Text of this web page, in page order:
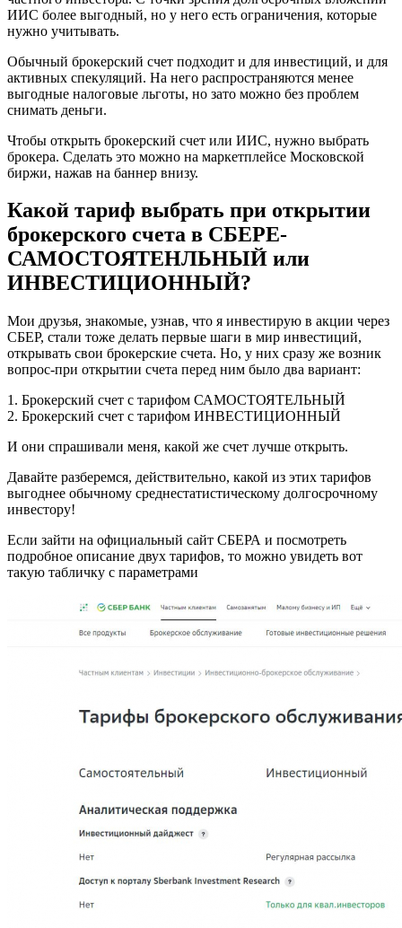
ИИС более выгодный, но у него есть ограничения, которые
нужно учитывать.
Обычный брокерский счет подходит и для инвестиций, и для
активных спекуляций. На него распространяются менее
выгодные налоговые льготы, но зато можно без проблем
снимать деньги.
Чтобы открыть брокерский счет или ИИС, нужно выбрать
брокера. Сделать это можно на маркетплейсе Московской
биржи, нажав на баннер внизу.
Какой тариф выбрать при открытии
брокерского счета в СБЕРЕ-
САМОСТОЯТЕНЛЬНЫЙ или
ИНВЕСТИЦИОННЫЙ?
Мои друзья, знакомые, узнав, что я инвестирую в акции через
СБЕР, стали тоже делать первые шаги в мир инвестиций,
открывать свои брокерские счета. Но, у них сразу же возник
вопрос-при открытии счета перед ним было два вариант:
1. Брокерский счет с тарифом САМОСТОЯТЕЛЬНЫЙ
2. Брокерский счет с тарифом ИНВЕСТИЦИОННЫЙ
И они спрашивали меня, какой же счет лучше открыть.
Давайте разберемся, действительно, какой из этих тарифов
выгоднее обычному среднестатистическому долгосрочному
инвестору!
Если зайти на официальный сайт СБЕРА и посмотреть
подробное описание двух тарифов, то можно увидеть вот
такую табличку с параметрами